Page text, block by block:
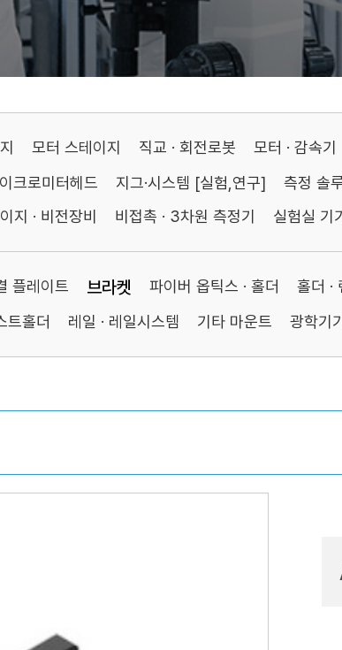
모터 스테이지 직교 · 회전로봇 모터 · 감속기
크로미터헤드
지그·시스템 [실험,연구] 측정 솔
지 · 비전장비
비접촉 · 3차원 측정기 실험실 기기
플레이트 브라켓 파이버 옵틱스 · 홀더 홀더 ·
트홀더
레일 · 레일시스템 기타 마운트 광학기